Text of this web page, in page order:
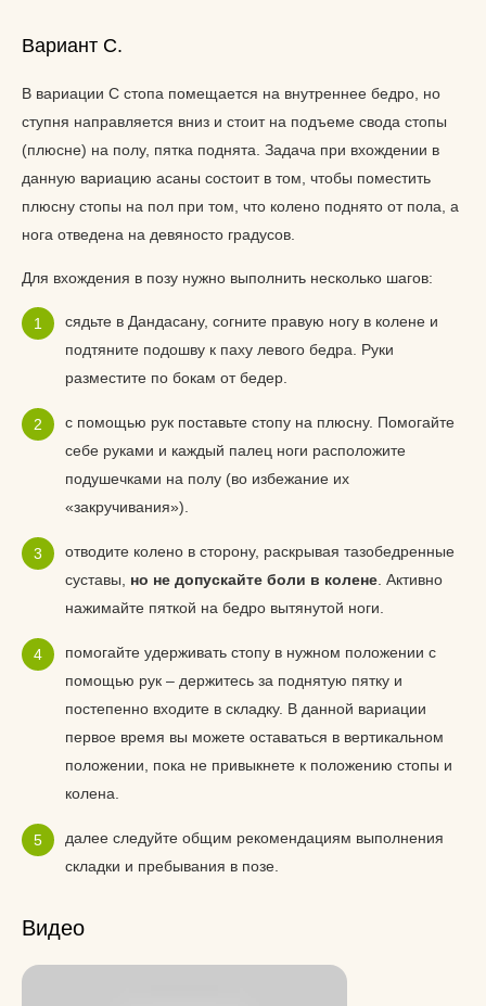
Вариант C.
В вариации С стопа помещается на внутреннее бедро, но
ступня направляется вниз и стоит на подъеме свода стопы
(плюсне) на полу, пятка поднята. Задача при вхождении в
данную вариацию асаны состоит в том, чтобы поместить
плюсну стопы на пол при том, что колено поднято от пола, а
нога отведена на девяносто градусов.
Для вхождения в позу нужно выполнить несколько шагов:
сядьте в Дандасану, согните правую ногу в колене и
подтяните подошву к паху левого бедра. Руки
разместите по бокам от бедер.
с помощью рук поставьте стопу на плюсну. Помогайте
себе руками и каждый палец ноги расположите
подушечками на полу (во избежание их
«закручивания»).
отводите колено в сторону, раскрывая тазобедренные
суставы, но не допускайте боли в колене . Активно
нажимайте пяткой на бедро вытянутой ноги.
помогайте удерживать стопу в нужном положении с
помощью рук – держитесь за поднятую пятку и
постепенно входите в складку. В данной вариации
первое время вы можете оставаться в вертикальном
положении, пока не привыкнете к положению стопы и
колена.
далее следуйте общим рекомендациям выполнения
складки и пребывания в позе.
Видео